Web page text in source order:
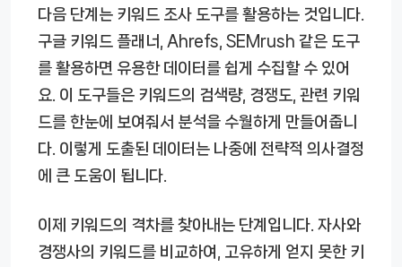
다음 단계는 키워드 조사 도구를 활용하는 것입니다.
구글 키워드 플래너, Ahrefs, SEMrush 같은 도구
를 활용하면 유용한 데이터를 쉽게 수집할 수 있어
요. 이 도구들은 키워드의 검색량, 경쟁도, 관련 키워
드를 한눈에 보여줘서 분석을 수월하게 만들어줍니
다. 이렇게 도출된 데이터는 나중에 전략적 의사결정
에 큰 도움이 됩니다.
이제 키워드의 격차를 찾아내는 단계입니다. 자사와
경쟁사의 키워드를 비교하여, 고유하게 얻지 못한 키